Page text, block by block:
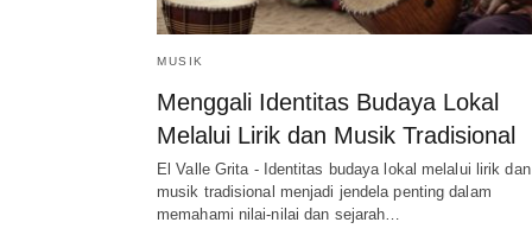
MUSIK
Menggali Identitas Budaya Lokal
Melalui Lirik dan Musik Tradisional
El Valle Grita - Identitas budaya lokal melalui lirik dan
musik tradisional menjadi jendela penting dalam
memahami nilai-nilai dan sejarah…